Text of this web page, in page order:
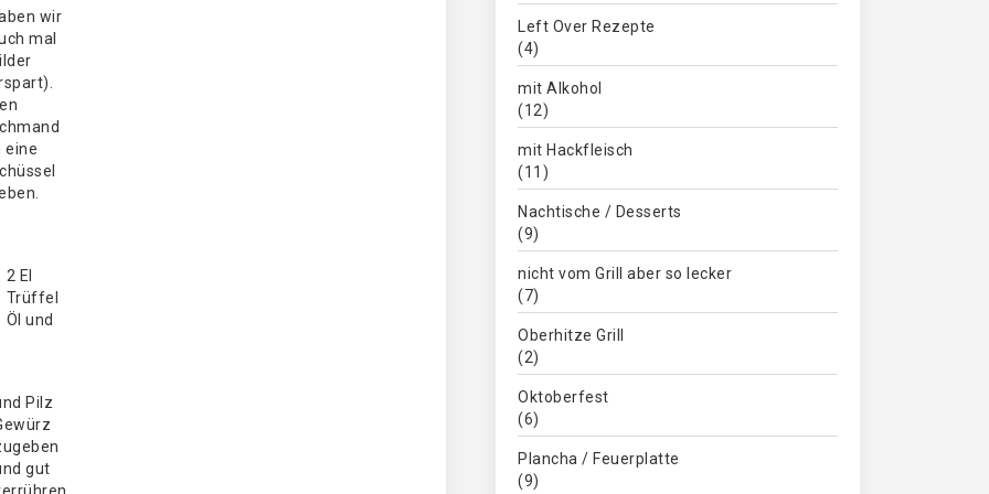
wir
mal
eine
2 El
Trüffel
Öl und
Pilz
gut
Left Over Rezepte
(4)
mit Alkohol
(12)
mit Hackfleisch
(11)
Nachtische / Desserts
(9)
nicht vom Grill aber so lecker
(7)
Oberhitze Grill
(2)
Oktoberfest
(6)
Plancha / Feuerplatte
(9)